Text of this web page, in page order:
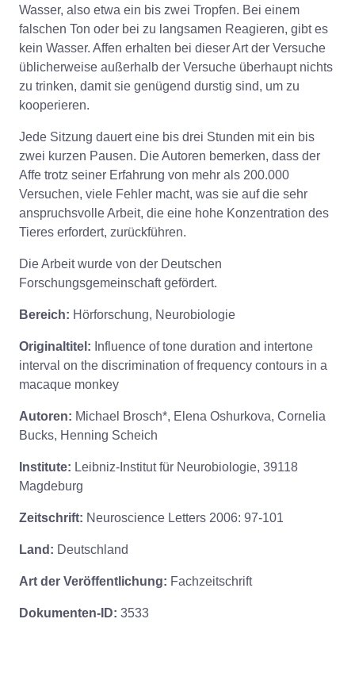
Wasser, also etwa ein bis zwei Tropfen. Bei einem
falschen Ton oder bei zu langsamen Reagieren, gibt es
kein Wasser. Affen erhalten bei dieser Art der Versuche
üblicherweise außerhalb der Versuche überhaupt nichts
zu trinken, damit sie genügend durstig sind, um zu
kooperieren.
Jede Sitzung dauert eine bis drei Stunden mit ein bis
zwei kurzen Pausen. Die Autoren bemerken, dass der
Affe trotz seiner Erfahrung von mehr als 200.000
Versuchen, viele Fehler macht, was sie auf die sehr
anspruchsvolle Arbeit, die eine hohe Konzentration des
Tieres erfordert, zurückführen.
Die Arbeit wurde von der Deutschen
Forschungsgemeinschaft gefördert.
Bereich: Hörforschung, Neurobiologie
Originaltitel: Influence of tone duration and intertone
interval on the discrimination of frequency contours in a
macaque monkey
Autoren: Michael Brosch*, Elena Oshurkova, Cornelia
Bucks, Henning Scheich
Institute: Leibniz-Institut für Neurobiologie, 39118
Magdeburg
Zeitschrift: Neuroscience Letters 2006: 97-101
Land: Deutschland
Art der Veröffentlichung: Fachzeitschrift
Dokumenten-ID: 3533